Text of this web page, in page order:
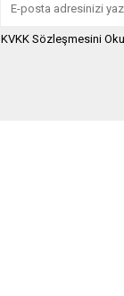
KVKK Sözleşmesini